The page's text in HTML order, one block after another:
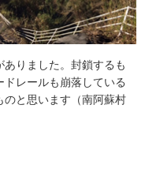
りました。封鎖するも
レールも崩落している
のと思います（南阿蘇村